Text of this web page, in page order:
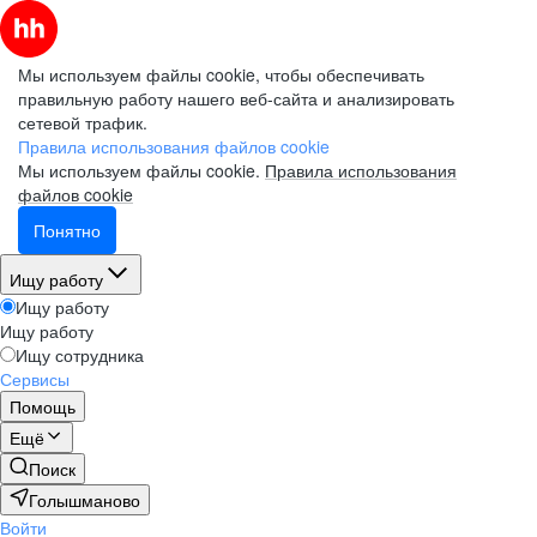
Мы используем файлы cookie, чтобы обеспечивать
правильную работу нашего веб-сайта и анализировать
сетевой трафик.
Правила использования файлов cookie
Мы используем файлы cookie. Правила использования
файлов cookie
Понятно
Ищу работу
Ищу работу
Ищу работу
Ищу сотрудника
Сервисы
Помощь
Ещё
Поиск
Голышманово
Войти